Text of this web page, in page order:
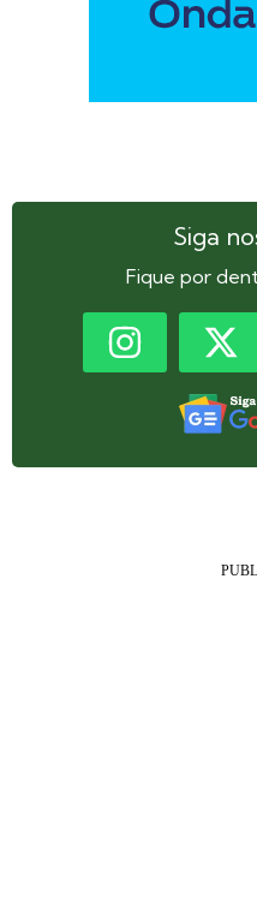
Siga
Fique por